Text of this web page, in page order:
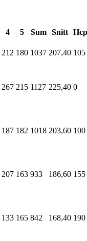
4 5 Sum Snitt Hcp
212 180 1037 207,40 105
267 215 1127 225,40 0
187 182 1018 203,60 100
207 163 933 186,60 155
133 165 842 168,40 190